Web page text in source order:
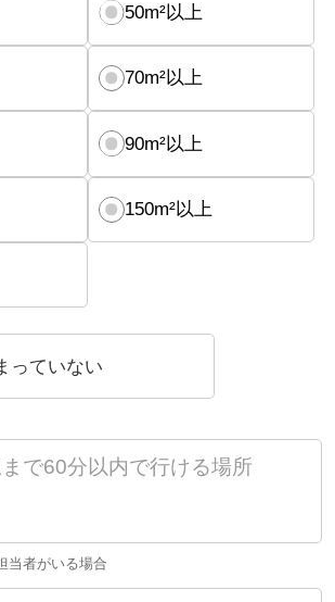
50m²以上
70m²以上
90m²以上
150m²以上
っていない
当者がいる場合